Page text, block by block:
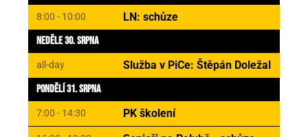
8:00 - 10:00
LN: schůze
Neděle 30. Srpna
all-day
Služba v PiCe: Štěpán Doležal
Pondělí 31. Srpna
7:00 - 14:30 PK školení